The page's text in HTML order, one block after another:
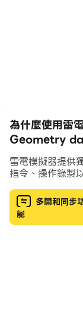
為什麼使用雷
Geometry
雷電模擬器提供
指令、操作錄製
多開和同步
能